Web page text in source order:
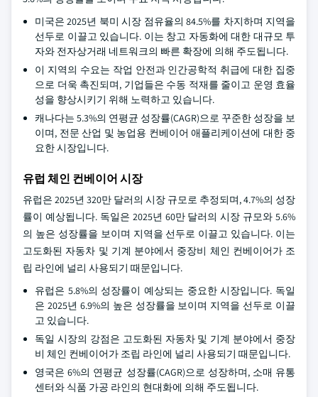
미국은 2025년 북미 시장 점유율의 84.5%를 차지하며 지역을
선두로 이끌고 있습니다. 이는 창고 자동화에 대한 대규모 투
자와 전자상거래 네트워크의 빠른 확장에 의해 주도됩니다.
이 지역의 수요는 작업 안전과 인간공학적 취급에 대한 집중
으로 더욱 촉진되며, 기업들은 수동 적재를 줄이고 운영 효율
성을 향상시키기 위해 노력하고 있습니다.
캐나다는 5.3%의 연평균 성장률(CAGR)으로 꾸준한 성장을 보
이며, 전문 산업 및 농업용 컨베이어 애플리케이션에 대한 중
요한 시장입니다.
유럽 체인 컨베이어 시장
유럽은 2025년 320만 달러의 시장 규모로 추정되며, 4.7%의 성장
률이 예상됩니다. 독일은 2025년 60만 달러의 시장 규모와 5.6%
의 높은 성장률을 보이며 지역을 선두로 이끌고 있습니다. 이는
고도화된 자동차 및 기계 분야에서 중장비 체인 컨베이어가 조
립 라인에 널리 사용되기 때문입니다.
유럽은 5.8%의 성장률이 예상되는 중요한 시장입니다. 독일
은 2025년 6.9%의 높은 성장률을 보이며 지역을 선두로 이끌
고 있습니다.
독일 시장의 강점은 고도화된 자동차 및 기계 분야에서 중장
비 체인 컨베이어가 조립 라인에 널리 사용되기 때문입니다.
영국은 6%의 연평균 성장률(CAGR)으로 성장하며, 소매 유통
센터와 식품 가공 라인의 현대화에 의해 주도됩니다.